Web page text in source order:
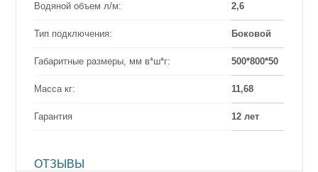
Водяной объем л/м: 2,6
Тип подключения: Боковой
Габаритные размеры, мм в*ш*г: 500*800*50
Масса кг: 11,68
Гарантия 12 лет
ОТЗЫВЫ